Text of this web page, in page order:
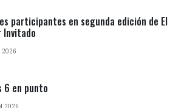
participantes en segunda edición de El
Invitado
2026
6 en punto